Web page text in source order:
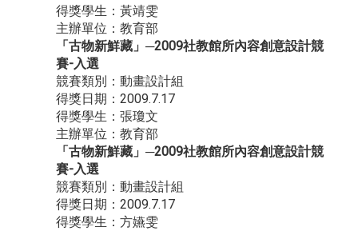
得獎學生：黃靖雯
主辦單位：教育部
「古物新鮮藏」─2009社教館所內容創意設計競
賽-入選
競賽類別：動畫設計組
得獎日期：2009.7.17
得獎學生：張瓊文
主辦單位：教育部
「古物新鮮藏」─2009社教館所內容創意設計競
賽-入選
競賽類別：動畫設計組
得獎日期：2009.7.17
得獎學生：方嬿雯